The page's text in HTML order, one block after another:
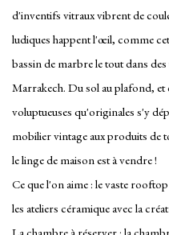
d'inventifs vitraux vibrent de
ludiques happent l'œil, comme
bassin de marbre le tout dans
Marrakech. Du sol au plafond, et
voluptueuses qu'originales s'y
mobilier vintage aux produits de
le linge de maison est à vendre !
Ce que l'on aime : le vaste
les ateliers céramique avec la
La chambre à réserver : la